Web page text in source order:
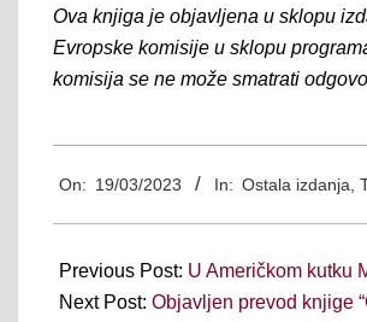
Ova knjiga je objavljena u sklopu
Evropske komisije u sklopu
komisija se ne može smatrati
03-
19
On: 19/03/2023 In: Ostala izdanja
Previous Post: U Američkom kutku
Next Post: Objavljen prevod knjige